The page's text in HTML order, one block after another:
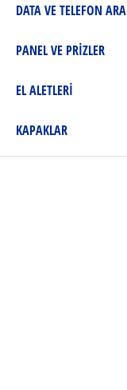
DATA VE TELEFON ARA
PANEL VE PRİZLER
EL ALETLERİ
KAPAKLAR